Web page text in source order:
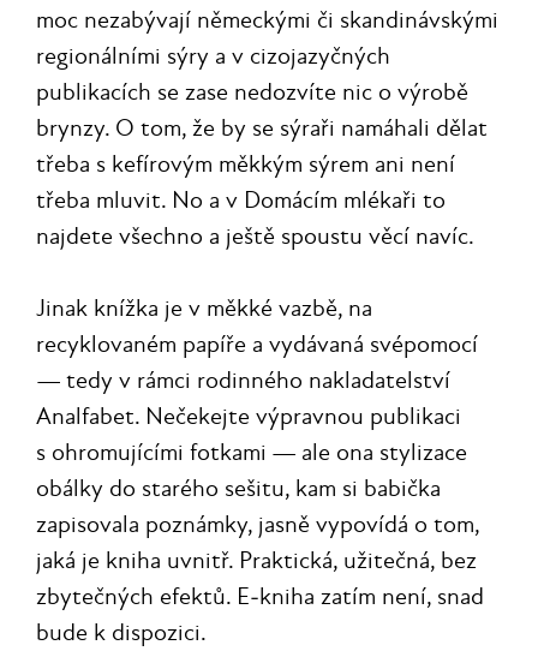
moc nezabývají německými či skandinávskými
regionálními sýry a v cizojazyčných
publikacích se zase nedozvíte nic o výrobě
brynzy. O tom, že by se sýraři namáhali dělat
třeba s kefírovým měkkým sýrem ani není
třeba mluvit. No a v Domácím mlékaři to
najdete všechno a ještě spoustu věcí navíc.
Jinak knížka je v měkké vazbě, na
recyklovaném papíře a vydávaná svépomocí
— tedy v rámci rodinného nakladatelství
Analfabet. Nečekejte výpravnou publikaci
s ohromujícími fotkami — ale ona stylizace
obálky do starého sešitu, kam si babička
zapisovala poznámky, jasně vypovídá o tom,
jaká je kniha uvnitř. Praktická, užitečná, bez
zbytečných efektů. E‑kniha zatím není, snad
bude k dispozici.